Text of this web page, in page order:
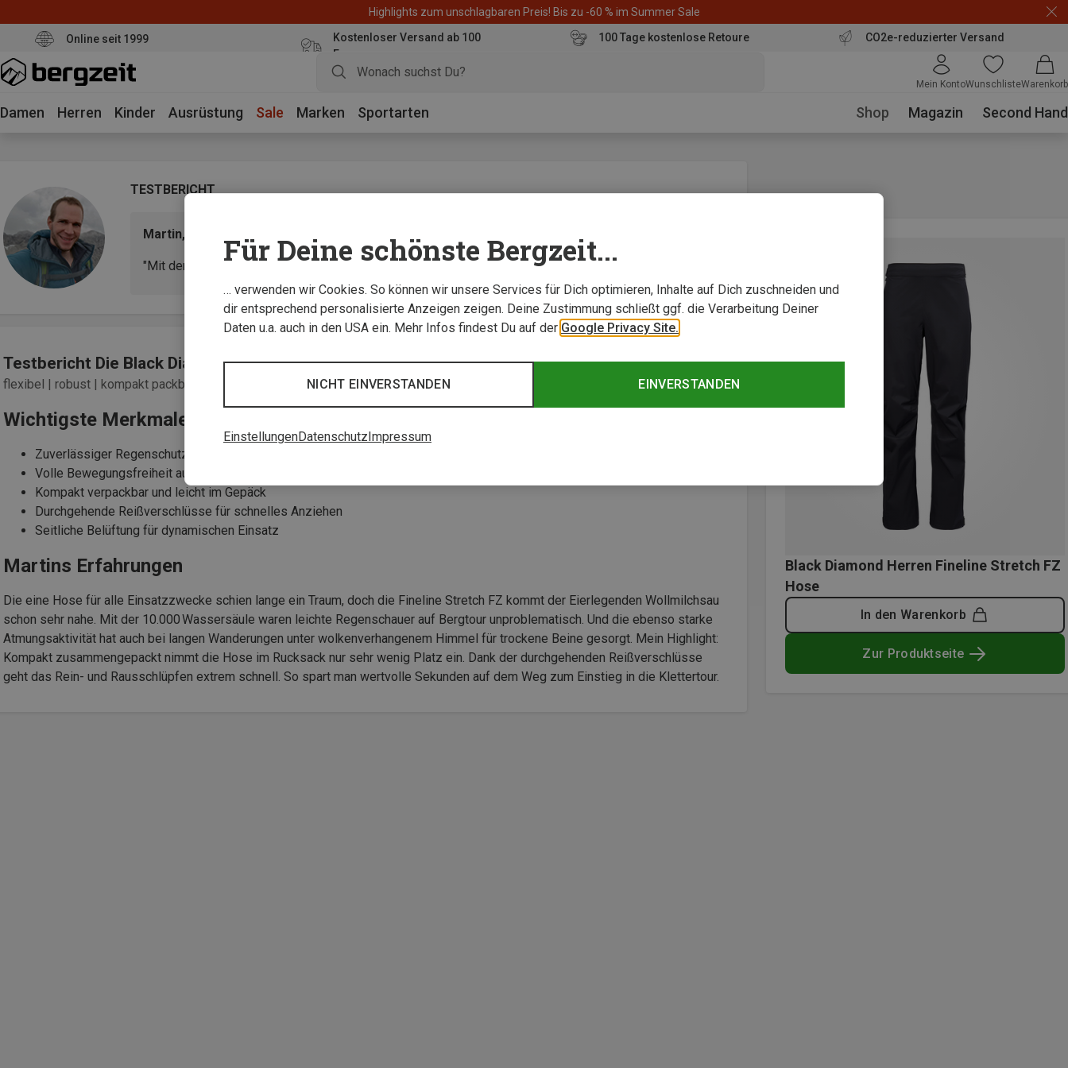
Highlights zum unschlagbaren Preis! Bis zu -60 % im Summer Sale
Online seit 1999
Kostenloser Versand ab 100
Euro
100 Tage kostenlose Retoure CO2e-reduzierter Versand
Mein KontoWunschlisteWarenkorb
Damen Herren Kinder Ausrüstung Sale Marken Sportarten Shop Magazin Second Hand
TESTBERICHT
Martin, Vollzeit-Bergfanat
"Mit der 10.000 Wassersäule waren leichte Regenschauer auf Bergtour unproblematisch"
Testbericht Die Black Diamond Fineline Stretch FZ Hose
flexibel | robust | kompakt packbar
Wichtigste Merkmale
Zuverlässiger Regenschutz bei hoher Atmungsaktivität
Volle Bewegungsfreiheit auch bei hohen Tritten
Kompakt verpackbar und leicht im Gepäck
Durchgehende Reißverschlüsse für schnelles Anziehen
Seitliche Belüftung für dynamischen Einsatz
Martins Erfahrungen
Die eine Hose für alle Einsatzzwecke schien lange ein Traum, doch die Fineline Stretch FZ kommt der Eierlegenden Wollmilchsau
schon sehr nahe. Mit der 10.000 Wassersäule waren leichte Regenschauer auf Bergtour unproblematisch. Und die ebenso starke
Atmungsaktivität hat auch bei langen Wanderungen unter wolkenverhangenem Himmel für trockene Beine gesorgt. Mein Highlight:
Kompakt zusammengepackt nimmt die Hose im Rucksack nur sehr wenig Platz ein. Dank der durchgehenden Reißverschlüsse
geht das Rein- und Rausschlüpfen extrem schnell. So spart man wertvolle Sekunden auf dem Weg zum Einstieg in die Klettertour.
Black Diamond Herren Fineline Stretch FZ
Hose
In den Warenkorb
Zur Produktseite
Für Deine schönste Bergzeit...
… verwenden wir Cookies. So können wir unsere Services für Dich optimieren, Inhalte auf Dich zuschneiden und
dir entsprechend personalisierte Anzeigen zeigen. Deine Zustimmung schließt ggf. die Verarbeitung Deiner
Daten u.a. auch in den USA ein. Mehr Infos findest Du auf der Google Privacy Site.
EINVERSTANDEN
NICHT EINVERSTANDEN
EinstellungenDatenschutzImpressum